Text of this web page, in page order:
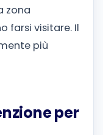
zona
farsi visitare. Il
più
per